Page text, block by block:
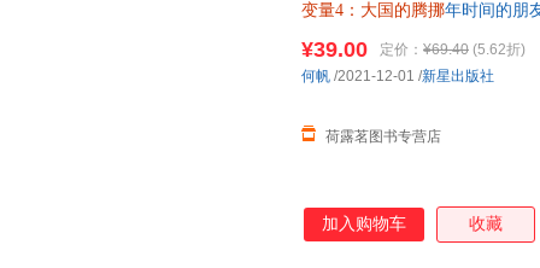
变量4：大国的腾挪年时间的朋
文学动漫/幽默育儿早教
¥39.00 定价： ¥69.40 (5.62折)
荷露茗图书专营店
何帆 /2021-12-01 /新星出版社
加入购物车 收藏